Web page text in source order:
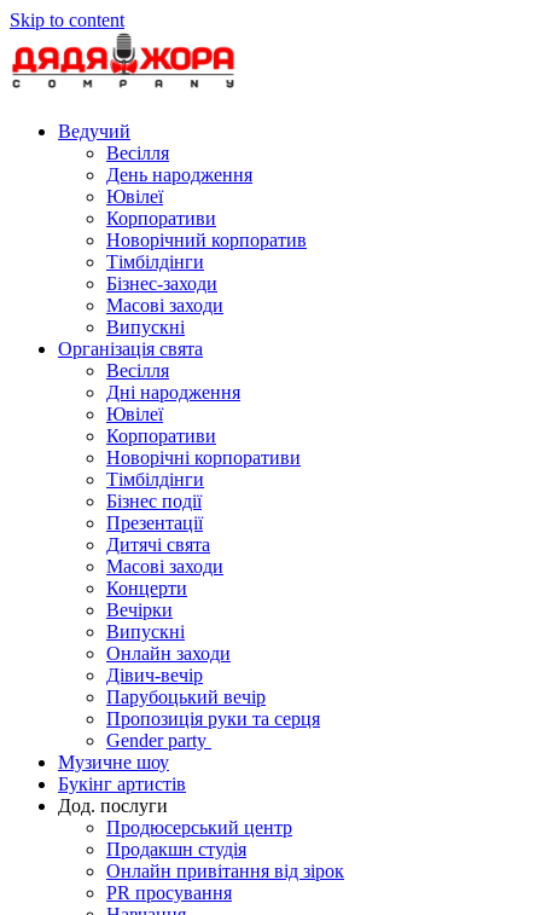
Skip to content
Ведучий
Весілля
День народження
Ювілеї
Корпоративи
Новорічний корпоратив
Тімбілдінги
Бізнес-заходи
Масові заходи
Випускні
Організація свята
Весілля
Дні народження
Ювілеї
Корпоративи
Новорічні корпоративи
Тімбілдінги
Бізнес події
Презентації
Дитячі свята
Масові заходи
Концерти
Вечірки
Випускні
Онлайн заходи
Дівич-вечір
Парубоцький вечір
Пропозиція руки та серця
Gender party
Музичне шоу
Букінг артистів
Дод. послуги
Продюсерський центр
Продакшн студія
Онлайн привітання від зірок
PR просування